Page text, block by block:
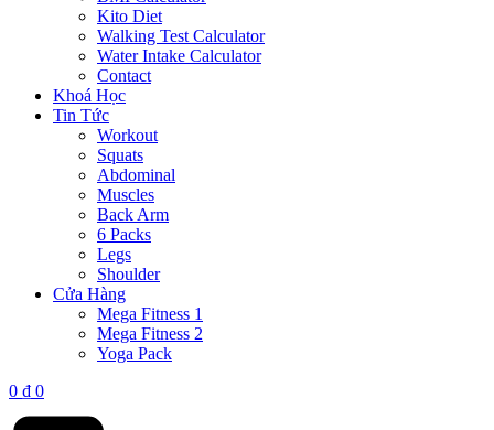
Kito Diet
Walking Test Calculator
Water Intake Calculator
Contact
Khoá Học
Tin Tức
Workout
Squats
Abdominal
Muscles
Back Arm
6 Packs
Legs
Shoulder
Cửa Hàng
Mega Fitness 1
Mega Fitness 2
Yoga Pack
0 ₫ 0